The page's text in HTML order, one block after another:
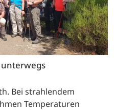
Bei strahlendem
Temperaturen